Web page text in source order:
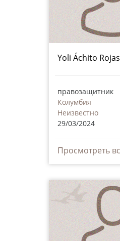
Yoli Áchito Rojas
правозащитник
Колумбия
Неизвестно
29/03/2024